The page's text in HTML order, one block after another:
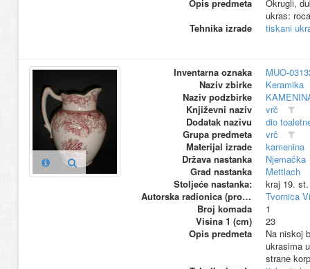
Opis predmeta
Okrugli,
ukras:
Tehnika izrade
tiskani
Inventarna oznaka
MUO-
Naziv zbirke
Keramika
Naziv podzbirke
Književni naziv
vrč
Dodatak nazivu
dio
Grupa predmeta
vrč
Materijal izrade
kamenina
Država nastanka
Njemačka
Grad nastanka
Mettlach
Stoljeće nastanka:
kraj 19.
Autorska radionica (proizvođač)
Tvornica
Broj komada
1
Visina 1 (cm)
23
Opis predmeta
Na niskoj
ukrasima
strane